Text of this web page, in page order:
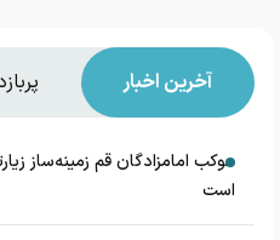
آخرین اخبار
موکب امامزادگان قم زمینه‌ساز
است